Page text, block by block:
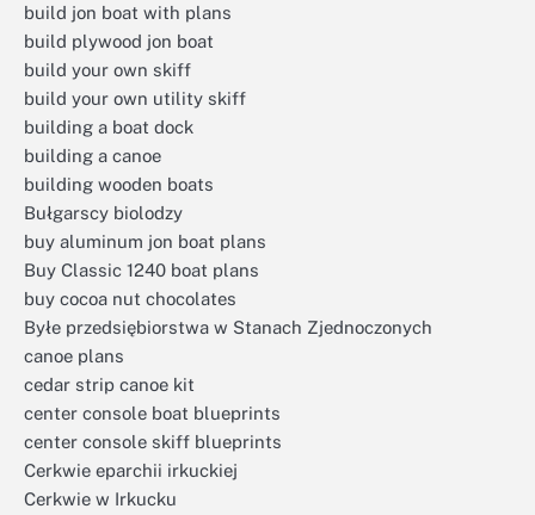
build jon boat with plans
build plywood jon boat
build your own skiff
build your own utility skiff
building a boat dock
building a canoe
building wooden boats
Bułgarscy biolodzy
buy aluminum jon boat plans
Buy Classic 1240 boat plans
buy cocoa nut chocolates
Byłe przedsiębiorstwa w Stanach Zjednoczonych
canoe plans
cedar strip canoe kit
center console boat blueprints
center console skiff blueprints
Cerkwie eparchii irkuckiej
Cerkwie w Irkucku